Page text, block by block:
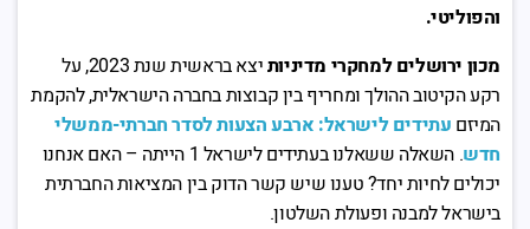
והפוליטי.
מכון ירושלים למחקרי מדיניות
יצא בראשית שנת 2023, על
רקע הקיטוב ההולך ומחריף בין קבוצות בחברה הישראלית, להקמת
המיזם עתידים לישראל: ארבע הצעות לסדר חברתי-ממשלי
חדש
. השאלה ששאלנו בעתידים לישראל 1 הייתה – האם אנחנו
יכולים לחיות יחד? טענו שיש קשר הדוק בין המציאות החברתית
בישראל למבנה ופעולת השלטון.